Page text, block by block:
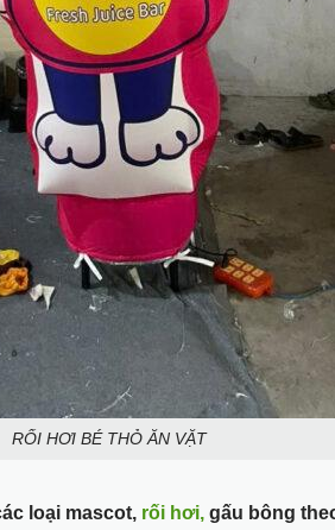
RỐI HƠI BÉ THỎ ĂN VẶT
loại mascot, rối hơi, gấu bông